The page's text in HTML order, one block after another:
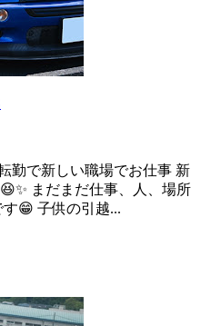
勤で新しい職場でお仕事 新
まだまだ仕事、人、場所
😁 子供の引越...